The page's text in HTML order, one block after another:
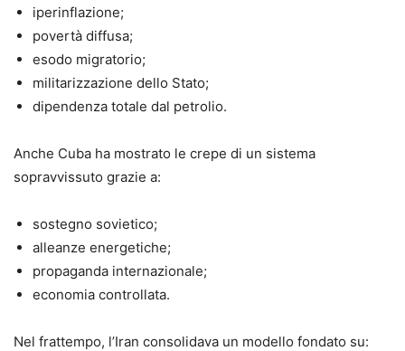
iperinflazione;
povertà diffusa;
esodo migratorio;
militarizzazione dello Stato;
dipendenza totale dal petrolio.
Anche Cuba ha mostrato le crepe di un sistema
sopravvissuto grazie a:
sostegno sovietico;
alleanze energetiche;
propaganda internazionale;
economia controllata.
Nel frattempo, l’Iran consolidava un modello fondato su: